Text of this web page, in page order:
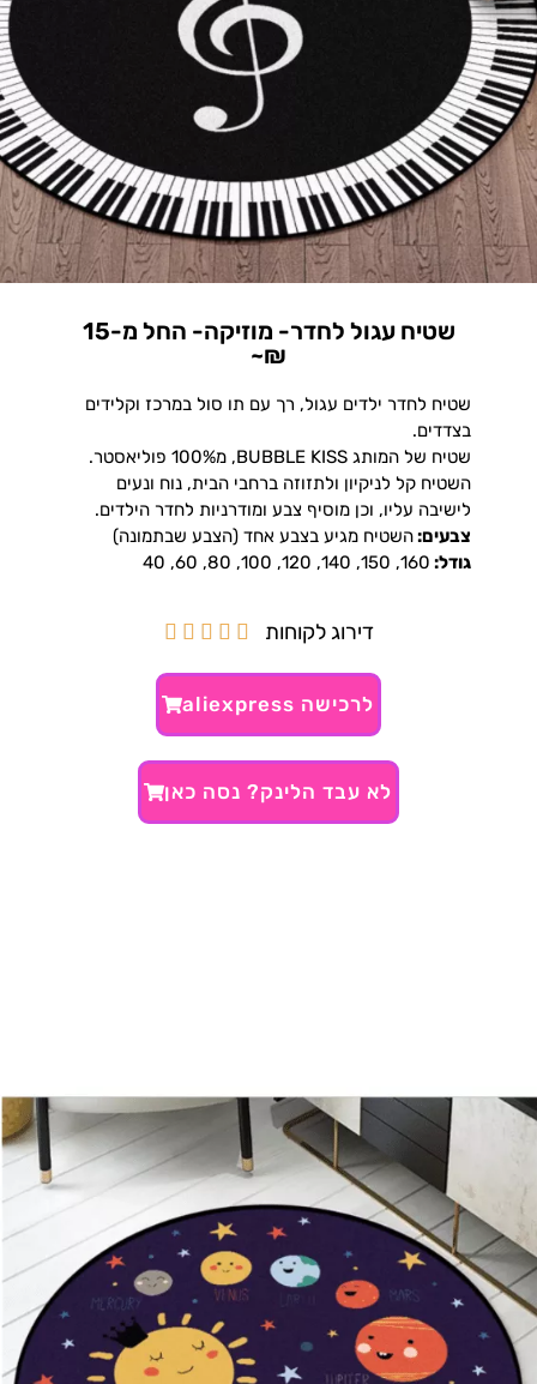
שטיח עגול לחדר- מוזיקה- החל מ-15
₪~
שטיח לחדר ילדים עגול, רך עם תו סול במרכז וקלידים
בצדדים.
שטיח של המותג BUBBLE KISS, מ100% פוליאסטר.
השטיח קל לניקיון ולתזוזה ברחבי הבית, נוח ונעים
לישיבה עליו, וכן מוסיף צבע ומודרניות לחדר הילדים.
צבעים:השטיח מגיע בצבע אחד (הצבע שבתמונה)
גודל: 160, 150, 140, 120, 100, 80, 60, 40
דירוג לקוחות 




לרכישה aliexpress
לא עבד הלינק? נסה כאן